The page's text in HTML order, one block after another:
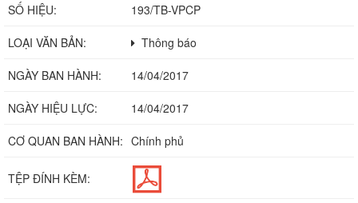
SỐ HIỆU: 193/TB-VPCP
LOẠI VĂN BẢN: Thông báo
NGÀY BAN HÀNH: 14/04/2017
NGÀY HIỆU LỰC: 14/04/2017
CƠ QUAN BAN HÀNH: Chính phủ
TỆP ĐÍNH KÈM: